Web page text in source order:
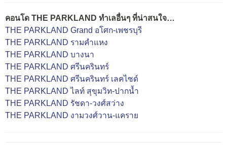
คอนโด THE PARKLAND ทำเลอื่นๆ ที่น่าสนใจ…
THE PARKLAND Grand อโศก-เพชรบุรี
THE PARKLAND รามคำแหง
THE PARKLAND บางนา
THE PARKLAND ศรีนครินทร์
THE PARKLAND ศรีนครินทร์ เลคไซด์
THE PARKLAND ไลท์ สุขุมวิท-ปากน้ำ
THE PARKLAND รัชดา-วงศ์สว่าง
THE PARKLAND งามวงศ์วาน-แคราย